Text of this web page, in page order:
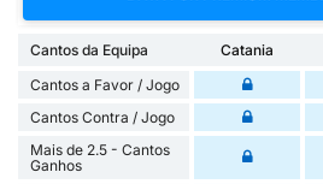
Cantos da Equipa Catania
Cantos a Favor / Jogo
Cantos Contra / Jogo
Mais de 2.5 - Cantos
Ganhos